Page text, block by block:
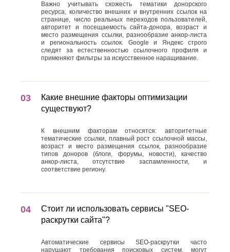
Важно учитывать схожесть тематики донорского
ресурса, количество внешних и внутренних ссылок на
странице, число реальных переходов пользователей,
авторитет и посещаемость сайта-донора, возраст и
место размещения ссылки, разнообразие анкор-листа
и региональность ссылок. Google и Яндекс строго
следят за естественностью ссылочного профиля и
применяют фильтры за искусственное наращивание.
Какие внешние факторы оптимизации
существуют?
К внешним факторам относятся: авторитетные
тематические ссылки, плавный рост ссылочной массы,
возраст и место размещения ссылок, разнообразие
типов доноров (блоги, форумы, новости), качество
анкор-листа, отсутствие заспамленности, и
соответствие региону.
Стоит ли использовать сервисы "SEO-
раскрутки сайта"?
Автоматические сервисы SEO-раскрутки часто
нарушают требования поисковых систем, могут